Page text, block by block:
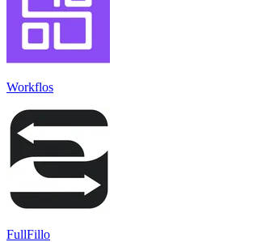
Workflos
FullFillo